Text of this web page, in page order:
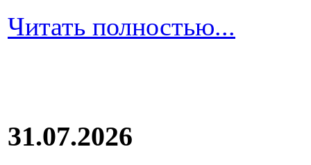
Читать полностью...
31.07.2026